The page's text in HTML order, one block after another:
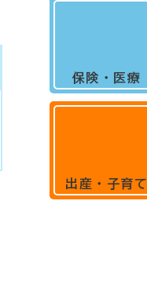
保険・医療
出産・子育て